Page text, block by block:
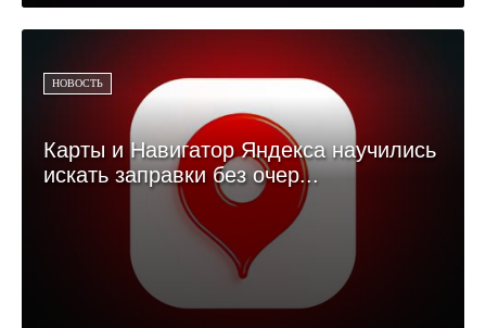
НОВОСТЬ
Карты и Навигатор Яндекса научились
искать заправки без очер...